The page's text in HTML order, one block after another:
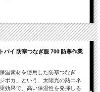
バイ 防寒つなぎ服 700 防寒作業
温素材を使用した防寒つなぎ
ポカ」という、太陽光の熱エネ
効果で、高い保温性を発揮しる